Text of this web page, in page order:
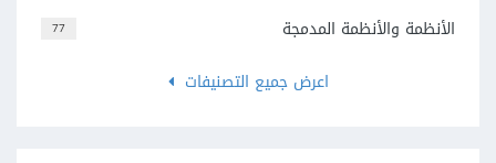
77
الأنظمة والأنظمة المدمجة
اعرض جميع التصنيفات